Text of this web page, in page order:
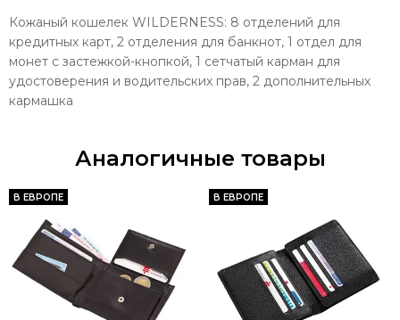
Кожаный кошелек WILDERNESS: 8 отделений для
кредитных карт, 2 отделения для банкнот, 1 отдел для
монет с застежкой-кнопкой, 1 сетчатый карман для
удостоверения и водительских прав, 2 дополнительных
кармашка
Аналогичные товары
В ЕВРОПЕ В ЕВРОПЕ